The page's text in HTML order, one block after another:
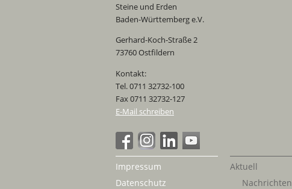
Steine und Erden
Baden-Württemberg e.V.
Gerhard-Koch-Straße 2
73760 Ostfildern
Kontakt:
Tel. 0711 32732-100
Fax 0711 32732-127
E-Mail schreiben
Impressum
Datenschutz
Aktuell
Nachrichten